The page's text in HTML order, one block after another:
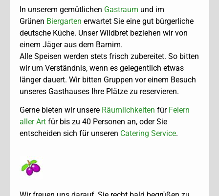
In unserem gemütlichen Gastraum und im
Grünen Biergarten erwartet Sie eine gut bürgerliche
deutsche Küche. Unser Wildbret beziehen wir von
einem Jäger aus dem Barnim.
Alle Speisen werden stets frisch zubereitet. So bitten
wir um Verständnis, wenn es gelegentlich etwas
länger dauert. Wir bitten Gruppen vor einem Besuch
unseres Gasthauses Ihre Plätze zu reservieren.
Gerne bieten wir unsere Räumlichkeiten für Feiern
aller Art für bis zu 40 Personen an, oder Sie
entscheiden sich für unseren Catering Service.